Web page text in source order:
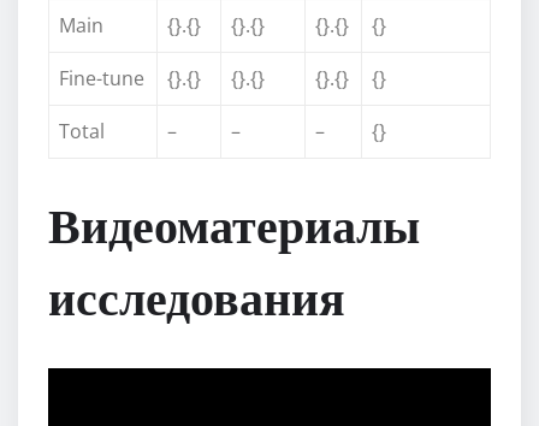
Main
{}.{} {}.{} {}.{}
{}
Fine-tune
{}.{} {}.{} {}.{}
{}
Total
– – – {}
Видеоматериалы
исследования